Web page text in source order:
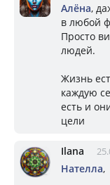
Алёна,
в любой
Просто
людей.
Жизнь
каждую
есть и
цели
Ilana
Нателла,